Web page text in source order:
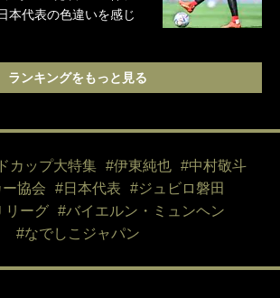
本代表の色違いを感じ
ランキングをもっと見る
カップ大特集 #伊東純也
#中村敬斗
協会
#日本代表
#ジュビロ磐田
リーグ
#バイエルン・ミュンヘン
#なでしこジャパン